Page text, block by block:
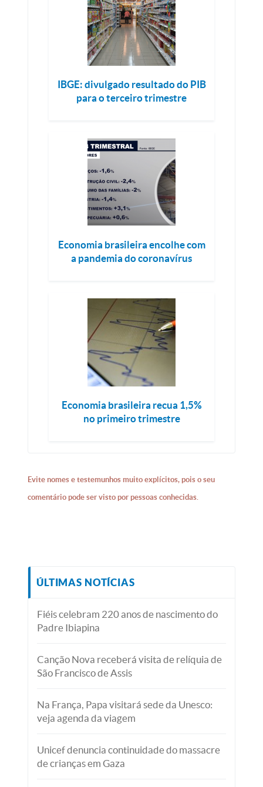
IBGE: divulgado resultado do PIB
para o terceiro trimestre
Economia brasileira encolhe com
a pandemia do coronavírus
Economia brasileira recua 1,5%
no primeiro trimestre
Evite nomes e testemunhos muito explícitos, pois o seu
comentário pode ser visto por pessoas conhecidas.
ÚLTIMAS NOTÍCIAS
Fiéis celebram 220 anos de nascimento do
Padre Ibiapina
Canção Nova receberá visita de relíquia de
São Francisco de Assis
Na França, Papa visitará sede da Unesco:
veja agenda da viagem
Unicef denuncia continuidade do massacre
de crianças em Gaza